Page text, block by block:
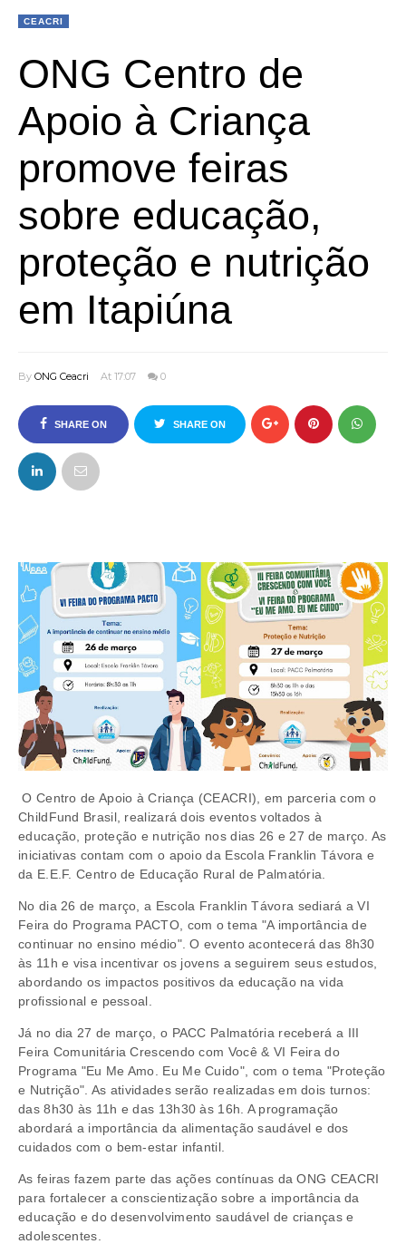
CEACRI
ONG Centro de
Apoio à Criança
promove feiras
sobre educação,
proteção e nutrição
em Itapiúna
By ONG Ceacri At 17:07 0
SHARE ON
FACEBOOK
SHARE ON
O Centro de Apoio à Criança (CEACRI), em parceria com o
ChildFund Brasil, realizará dois eventos voltados à
educação, proteção e nutrição nos dias 26 e 27 de março. As
iniciativas contam com o apoio da Escola Franklin Távora e
da E.E.F. Centro de Educação Rural de Palmatória.
No dia 26 de março, a Escola Franklin Távora sediará a VI
Feira do Programa PACTO, com o tema "A importância de
continuar no ensino médio". O evento acontecerá das 8h30
às 11h e visa incentivar os jovens a seguirem seus estudos,
abordando os impactos positivos da educação na vida
profissional e pessoal.
Já no dia 27 de março, o PACC Palmatória receberá a III
Feira Comunitária Crescendo com Você & VI Feira do
Programa "Eu Me Amo. Eu Me Cuido", com o tema "Proteção
e Nutrição". As atividades serão realizadas em dois turnos:
das 8h30 às 11h e das 13h30 às 16h. A programação
abordará a importância da alimentação saudável e dos
cuidados com o bem-estar infantil.
As feiras fazem parte das ações contínuas da ONG CEACRI
para fortalecer a conscientização sobre a importância da
educação e do desenvolvimento saudável de crianças e
adolescentes.